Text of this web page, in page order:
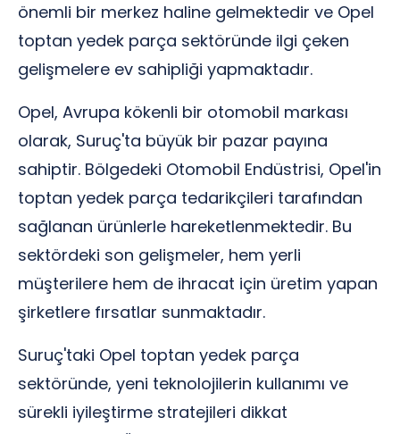
önemli bir merkez haline gelmektedir ve Opel
toptan yedek parça sektöründe ilgi çeken
gelişmelere ev sahipliği yapmaktadır.
Opel, Avrupa kökenli bir otomobil markası
olarak, Suruç'ta büyük bir pazar payına
sahiptir. Bölgedeki Otomobil Endüstrisi, Opel'in
toptan yedek parça tedarikçileri tarafından
sağlanan ürünlerle hareketlenmektedir. Bu
sektördeki son gelişmeler, hem yerli
müşterilere hem de ihracat için üretim yapan
şirketlere fırsatlar sunmaktadır.
Suruç'taki Opel toptan yedek parça
sektöründe, yeni teknolojilerin kullanımı ve
sürekli iyileştirme stratejileri dikkat